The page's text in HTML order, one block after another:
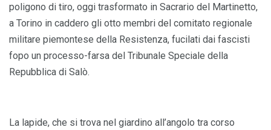
poligono di tiro, oggi trasformato in Sacrario del Martinetto,
a Torino in caddero gli otto membri del comitato regionale
militare piemontese della Resistenza, fucilati dai fascisti
fopo un processo-farsa del Tribunale Speciale della
Repubblica di Salò.
La lapide, che si trova nel giardino all’angolo tra corso